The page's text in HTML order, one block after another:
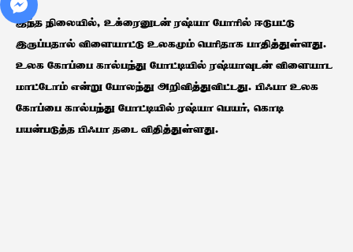
இந்த நிலையில், உக்ரைனுடன் ரஷ்யா போரில் ஈடுபட்டு
இருப்பதால் விளையாட்டு உலகமும் பெரிதாக பாதித்துள்ளது.
உலக கோப்பை கால்பந்து போட்டியில் ரஷ்யாவுடன் விளையாட
மாட்டோம் என்று போலந்து அறிவித்துவிட்டது. பிஃபா உலக
கோப்பை கால்பந்து போட்டியில் ரஷ்யா பெயர், கொடி
பயன்படுத்த பிஃபா தடை விதித்துள்ளது.